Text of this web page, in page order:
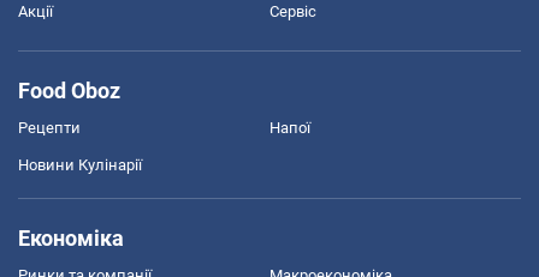
Акції Сервіс
Food Oboz
Рецепти Напої
Новини Кулінарії
Економіка